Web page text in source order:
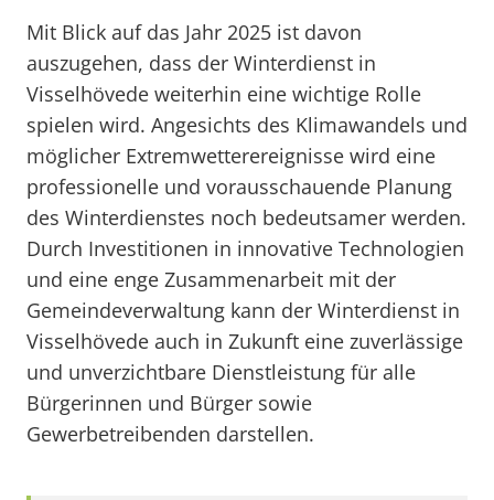
Mit Blick auf das Jahr 2025 ist davon
auszugehen, dass der Winterdienst in
Visselhövede weiterhin eine wichtige Rolle
spielen wird. Angesichts des Klimawandels und
möglicher Extremwetterereignisse wird eine
professionelle und vorausschauende Planung
des Winterdienstes noch bedeutsamer werden.
Durch Investitionen in innovative Technologien
und eine enge Zusammenarbeit mit der
Gemeindeverwaltung kann der Winterdienst in
Visselhövede auch in Zukunft eine zuverlässige
und unverzichtbare Dienstleistung für alle
Bürgerinnen und Bürger sowie
Gewerbetreibenden darstellen.